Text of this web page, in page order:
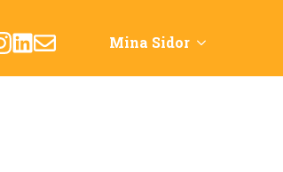
Mina Sidor